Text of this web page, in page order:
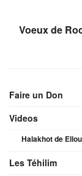
Voeux de
Faire un Don
Videos
Halakhot de
Les Téhilim